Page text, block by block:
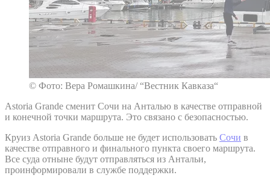
© Фото: Вера Ромашкина/ “Вестник Кавказа“
Astoria Grande сменит Сочи на Анталью в качестве отправной
и конечной точки маршрута. Это связано с безопасностью.
Круиз Astoria Grande больше не будет использовать Сочи в
качестве отправного и финального пункта своего маршрута.
Все суда отныне будут отправляться из Антальи,
проинформировали в службе поддержки.